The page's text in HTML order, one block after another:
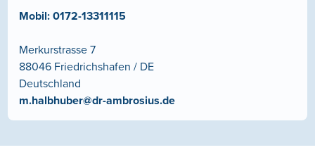
Mobil:0172-13311115
Merkurstrasse 7
88046 Friedrichshafen / DE
Deutschland
m.halbhuber@dr-ambrosius.de